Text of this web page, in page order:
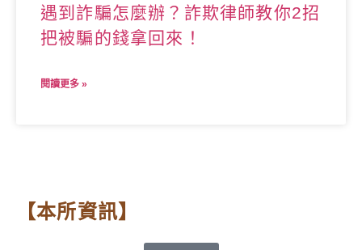
遇到詐騙怎麼辦？詐欺律師教你2招
把被騙的錢拿回來！
閱讀更多 »
【本所資訊】